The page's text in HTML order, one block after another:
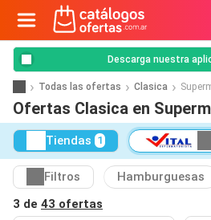
Descarga nuestra
Todas las ofertas Clasica
Ofertas Clasica en
Tiendas 1
Filtros Hamburguesas
3 de 43 ofertas